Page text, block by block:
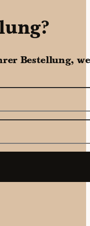
Bestellung,